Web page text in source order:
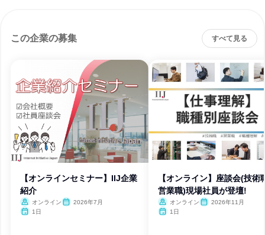
この企業の募集 すべて見る
【オンラインセミナー】IIJ企業
紹介
オンライン
2026年7月
1日
【オンライン】座談会(技術
営業職)現場社員が登壇!
オンライン
2026年11月
1日